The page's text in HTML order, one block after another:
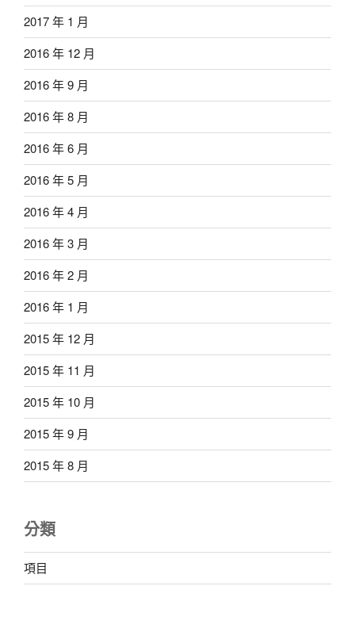
2017 年 1 月
2016 年 12 月
2016 年 9 月
2016 年 8 月
2016 年 6 月
2016 年 5 月
2016 年 4 月
2016 年 3 月
2016 年 2 月
2016 年 1 月
2015 年 12 月
2015 年 11 月
2015 年 10 月
2015 年 9 月
2015 年 8 月
分類
項目